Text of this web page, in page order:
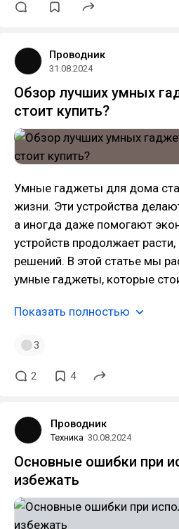
Проводник
31.08.2024
Обзор лучших умных
стоит купить?
Умные гаджеты для дома
жизни. Эти устройства
а иногда даже помогают
устройств продолжает
решений. В этой статье мы
умные гаджеты, которые
Показать полностью
3
2 4
Проводник
Техника 30.08.2024
Основные ошибки при
избежать